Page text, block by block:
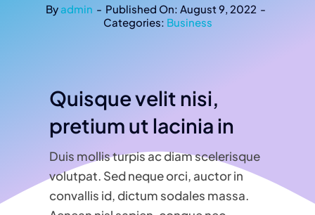
By admin - Published On: August 9, 2022 -
Categories: Business
Quisque velit nisi,
pretium ut lacinia in
Duis mollis turpis ac diam scelerisque
volutpat. Sed neque orci, auctor in
convallis id, dictum sodales massa.